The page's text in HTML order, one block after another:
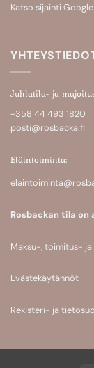
Katso sijainti
Juhlatila- ja
+358 44 493 1820
posti@rosbacka.fi
Eläintoiminta:
Rosbackan tila on
Maksu-, toimitus-
Evästekäytännöt
Rekisteri- ja